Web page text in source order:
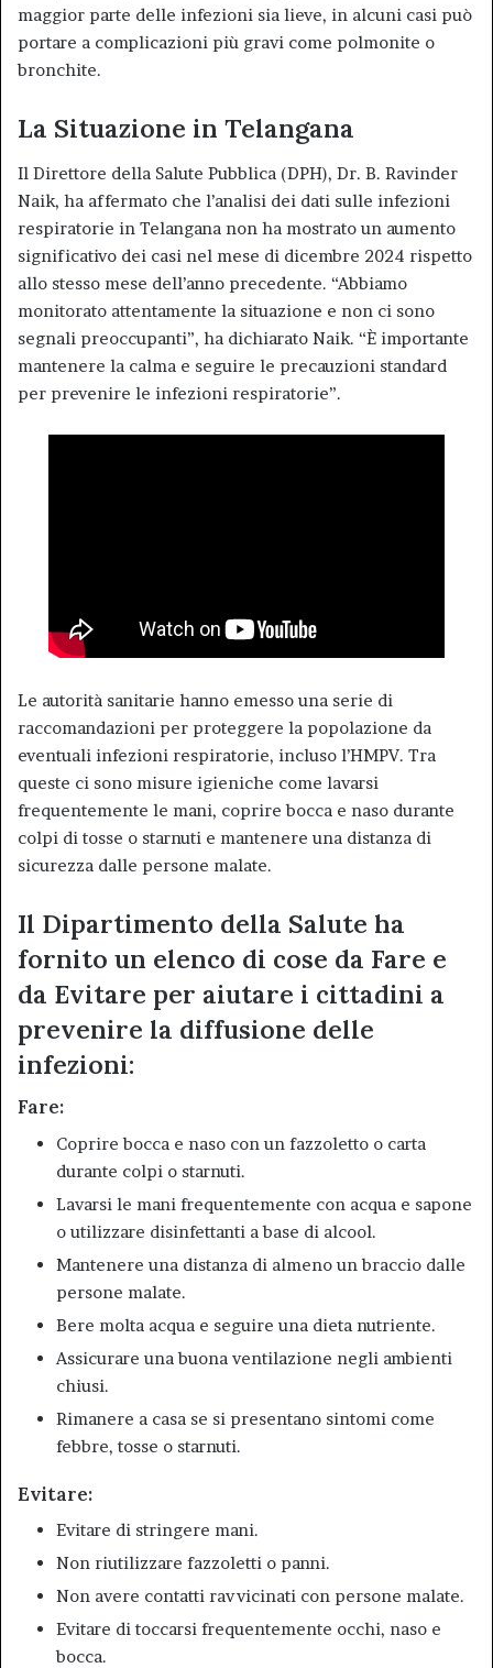
maggior parte delle infezioni sia lieve, in alcuni casi può
portare a complicazioni più gravi come polmonite o
bronchite.
La Situazione in Telangana
Il Direttore della Salute Pubblica (DPH), Dr. B. Ravinder
Naik, ha affermato che l’analisi dei dati sulle infezioni
respiratorie in Telangana non ha mostrato un aumento
significativo dei casi nel mese di dicembre 2024 rispetto
allo stesso mese dell’anno precedente. “Abbiamo
monitorato attentamente la situazione e non ci sono
segnali preoccupanti”, ha dichiarato Naik. “È importante
mantenere la calma e seguire le precauzioni standard
per prevenire le infezioni respiratorie”.
Le autorità sanitarie hanno emesso una serie di
raccomandazioni per proteggere la popolazione da
eventuali infezioni respiratorie, incluso l’HMPV. Tra
queste ci sono misure igieniche come lavarsi
frequentemente le mani, coprire bocca e naso durante
colpi di tosse o starnuti e mantenere una distanza di
sicurezza dalle persone malate.
Il Dipartimento della Salute ha
fornito un elenco di cose da Fare e
da Evitare per aiutare i cittadini a
prevenire la diffusione delle
infezioni:
Fare:
Coprire bocca e naso con un fazzoletto o carta
durante colpi o starnuti.
Lavarsi le mani frequentemente con acqua e sapone
o utilizzare disinfettanti a base di alcool.
Mantenere una distanza di almeno un braccio dalle
persone malate.
Bere molta acqua e seguire una dieta nutriente.
Assicurare una buona ventilazione negli ambienti
chiusi.
Rimanere a casa se si presentano sintomi come
febbre, tosse o starnuti.
Evitare:
Evitare di stringere mani.
Non riutilizzare fazzoletti o panni.
Non avere contatti ravvicinati con persone malate.
Evitare di toccarsi frequentemente occhi, naso e
bocca.